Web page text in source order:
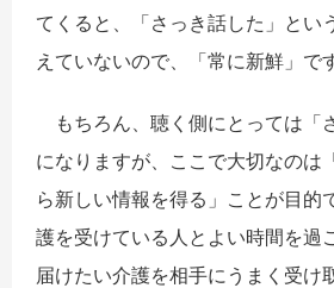
てくると、「さっき話した」とい
えていないので、「常に新鮮」で
もちろん、聴く側にとっては「
になりますが、ここで大切なのは
ら新しい情報を得る」ことが目的
護を受けている人とよい時間を過
届けたい介護を相手にうまく受け